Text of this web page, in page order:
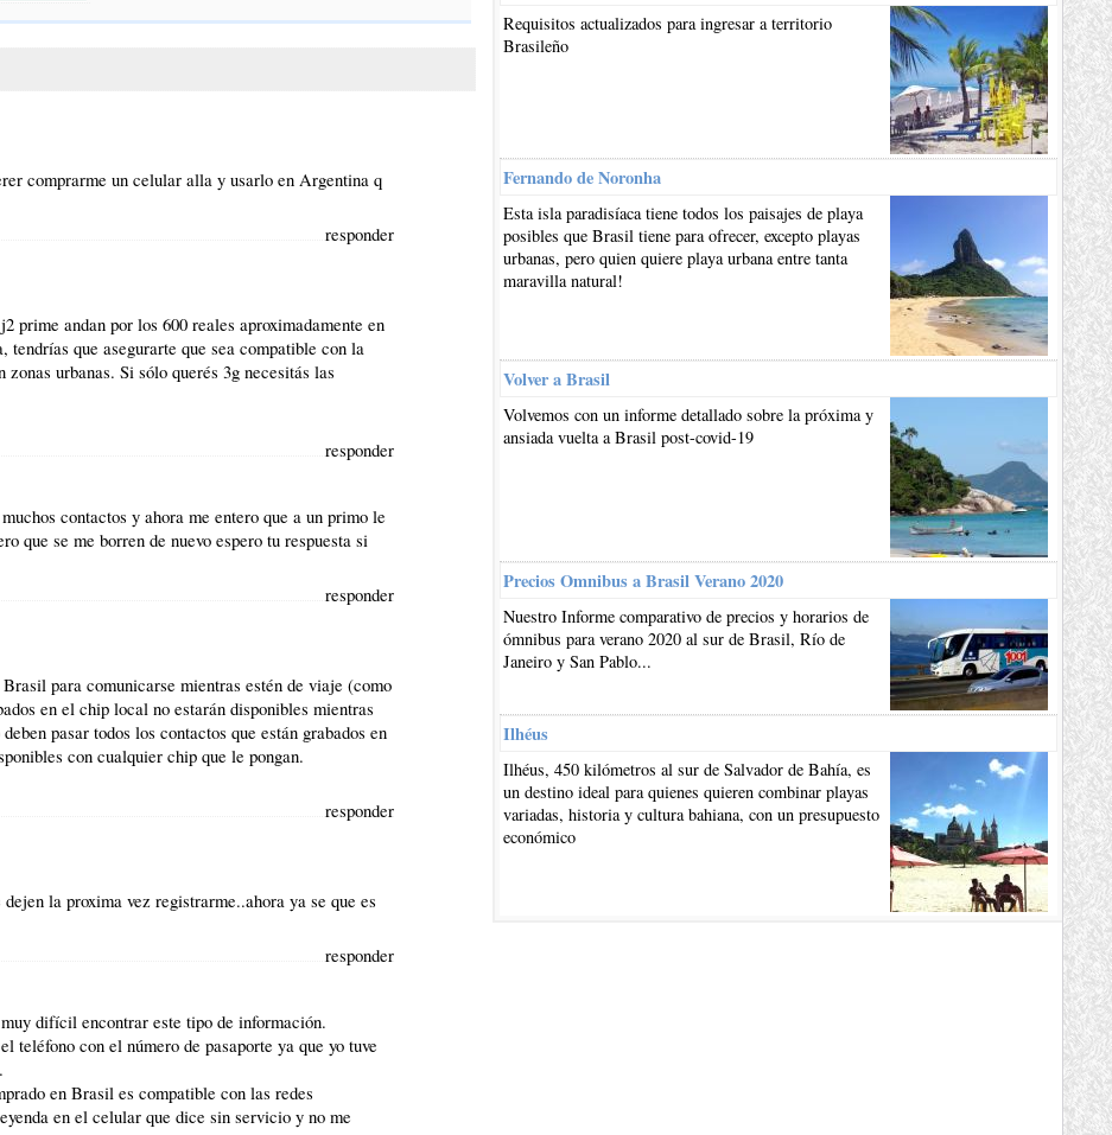
comprarme un celular alla y usarlo en Argentina q
responder
prime andan por los 600 reales aproximadamente en
que asegurarte que sea compatible con la
urbanas. Si sólo querés 3g necesitás las
responder
contactos y ahora me entero que a un primo le
que se me borren de nuevo espero tu respuesta si
responder
para comunicarse mientras estén de viaje (como
en el chip local no estarán disponibles mientras
pasar todos los contactos que están grabados en
con cualquier chip que le pongan.
responder
la proxima vez registrarme..ahora ya se que es
responder
difícil encontrar este tipo de información.
teléfono con el número de pasaporte ya que yo tuve
en Brasil es compatible con las redes
en el celular que dice sin servicio y no me
Requisitos actualizados para ingresar a territorio
Brasileño
Fernando de Noronha
Esta isla paradisíaca tiene todos los paisajes de playa
posibles que Brasil tiene para ofrecer, excepto playas
urbanas, pero quien quiere playa urbana entre tanta
maravilla natural!
Volver a Brasil
Volvemos con un informe detallado sobre la próxima y
ansiada vuelta a Brasil post-covid-19
Precios Omnibus a Brasil Verano 2020
Nuestro Informe comparativo de precios y horarios de
ómnibus para verano 2020 al sur de Brasil, Río de
Janeiro y San Pablo...
Ilhéus
Ilhéus, 450 kilómetros al sur de Salvador de Bahía, es
un destino ideal para quienes quieren combinar playas
variadas, historia y cultura bahiana, con un presupuesto
económico